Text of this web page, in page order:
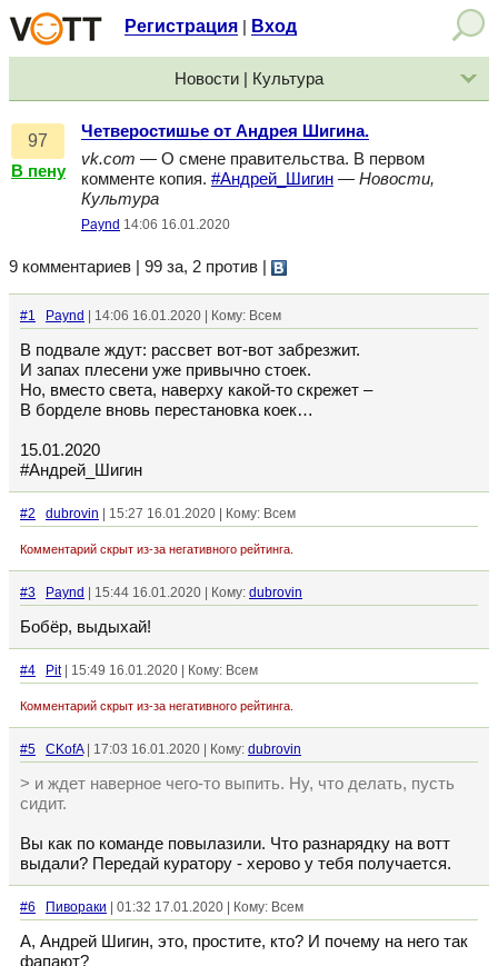
Регистрация Вход
Новости | Культура
97
В пену
Четверостишье от Андрея Шигина.
vk.com — О смене правительства. В первом
комменте копия. #Андрей_Шигин — Новости,
Культура
Paynd 14:06 16.01.2020
9 комментариев | 99 за, 2 против
#1 Paynd | 14:06 16.01.2020 | Кому: Всем
В подвале ждут: рассвет вот-вот забрезжит.
И запах плесени уже привычно стоек.
Но, вместо света, наверху какой-то скрежет –
В борделе вновь перестановка коек…
15.01.2020
#Андрей_Шигин
#2 dubrovin | 15:27 16.01.2020 | Кому: Всем
Комментарий скрыт из-за негативного рейтинга.
#3 Paynd | 15:44 16.01.2020 | Кому: dubrovin
Бобёр, выдыхай!
#4 Pit| 15:49 16.01.2020 | Кому: Всем
Комментарий скрыт из-за негативного рейтинга.
#5 CKofA| 17:03 16.01.2020 | Кому: dubrovin
> и ждет наверное чего-то выпить. Ну, что делать, пусть
сидит.
Вы как по команде повылазили. Что разнарядку на вотт
выдали? Передай куратору - херово у тебя получается.
#6 Пивораки | 01:32 17.01.2020 | Кому: Всем
А, Андрей Шигин, это, простите, кто? И почему на него так
фапают?